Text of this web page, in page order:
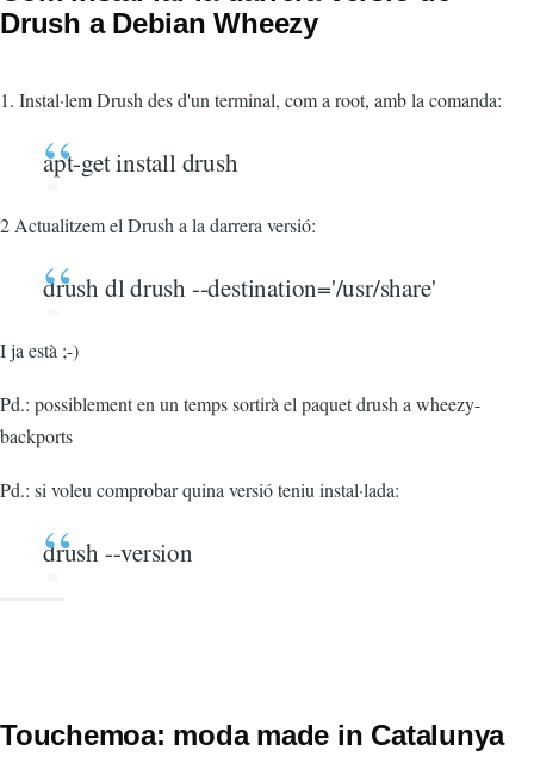
Drush a Debian Wheezy
1. Instal·lem Drush des d'un terminal, com a root, amb la comanda:
apt-get install drush
2 Actualitzem el Drush a la darrera versió:
drush dl drush --destination='/usr/share'
I ja està ;-)
Pd.: possiblement en un temps sortirà el paquet drush a wheezy-
backports
Pd.: si voleu comprobar quina versió teniu instal·lada:
drush --version
Touchemoa: moda made in Catalunya